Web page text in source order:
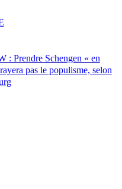
: Prendre Schengen « en
pas le populisme, selon